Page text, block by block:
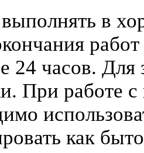
в
24 часов.
При работе
как